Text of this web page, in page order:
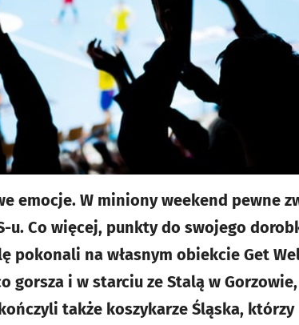
emocje. W miniony weekend pewne
u. Co więcej, punkty do swojego
pokonali na własnym obiekcie Get
gorsza i w starciu ze Stalą w
także koszykarze Śląska,